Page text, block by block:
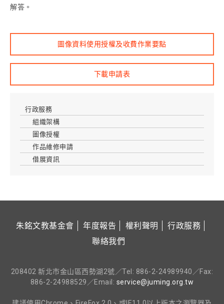
解答。
圖像資料使用授權及收費作業要點
下載申請表
行政服務
組織架構
圖像授權
作品維修申請
借展資訊
朱銘文教基金會 年度報告 權利聲明
行政服務
聯絡我們
208402 新北市金山區西勢湖2號／Tel: 886-2-24989940／Fax:
886-2-24988529／Email: service@juming.org.tw